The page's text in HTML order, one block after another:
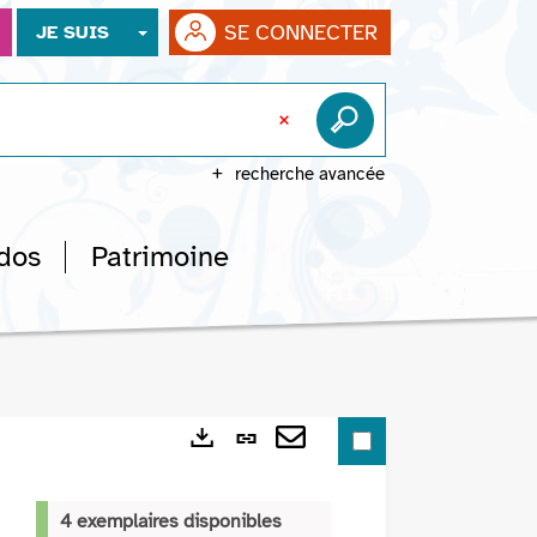
JE SUIS SE CONNECTER
recherche avancée
Patrimoine
Lien
(Nouvelle
4 exemplaires disponibles